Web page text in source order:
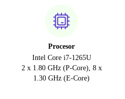
Procesor
Intel Core i7-1265U
2 x 1.80 GHz (P-Core), 8 x
1.30 GHz (E-Core)